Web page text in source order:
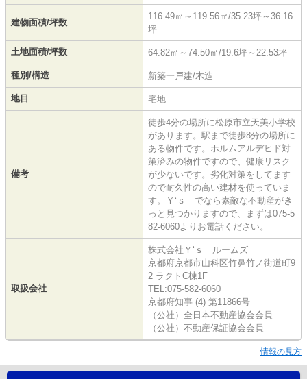
建物面積/坪数
116.49㎡～119.56㎡/35.23坪～36.16
坪
土地面積/坪数 64.82㎡～74.50㎡/19.6坪～22.53坪
種別/構造 新築一戸建/木造
地目 宅地
備考
徒歩4分の場所に松原市立天美小学校
があります。駅まで徒歩8分の場所に
ある物件です。ホルムアルデヒド対
策済みの物件ですので、健康リスク
が少ないです。劣化対策をしてます
ので耐久性の高い建材を使っていま
す。Ｙ‘ｓ でなら素敵な不動産がき
っと見つかりますので、まずは075-5
82-6060よりお電話ください。
取扱会社
株式会社Ｙ‘ｓ ルームズ
京都府京都市山科区竹鼻竹ノ街道町9
2 ラクトC棟1F
TEL:075-582-6060
京都府知事 (4) 第11866号
（公社）全日本不動産協会会員
（公社）不動産保証協会会員
情報の見方